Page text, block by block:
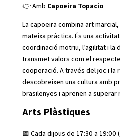
👉 Amb Capoeira Topacio
La capoeira combina art
mateixa pràctica. És una
coordinació motriu, l’agilitat i la
transmet valors com el
cooperació. A través del joc i la
descobreixen una cultura amb
brasilenyes i aprenen a
Arts Plàstiques
📅 Cada dijous de 17:30 a 19:00